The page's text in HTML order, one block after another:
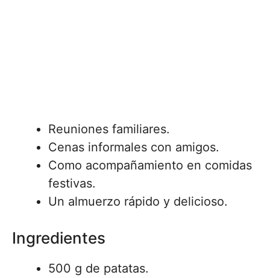
Reuniones familiares.
Cenas informales con amigos.
Como acompañamiento en comidas
festivas.
Un almuerzo rápido y delicioso.
Ingredientes
500 g de patatas.